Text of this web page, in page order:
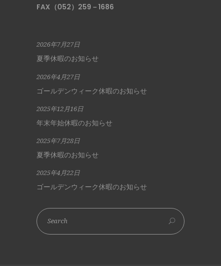
FAX（052）259－1686
2026年7月27日
夏季休暇のお知らせ
2026年4月27日
ゴールデンウィーク休暇のお知らせ
2025年12月16日
年末年始休暇のお知らせ
2025年7月28日
夏季休暇のお知らせ
2025年4月22日
ゴールデンウィーク休暇のお知らせ